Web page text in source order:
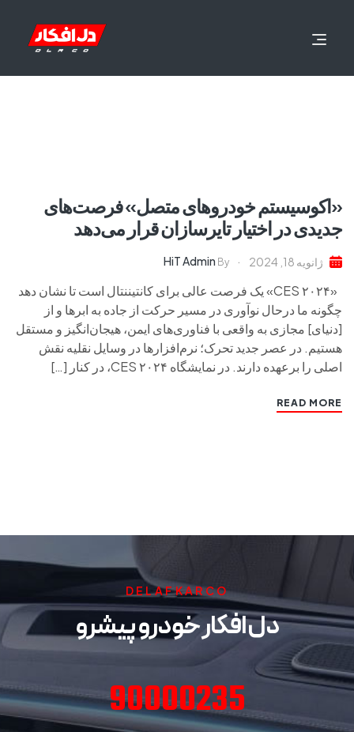
«اکوسیستم خودروهای متصل» فرصت‌های
جدیدی در اختیار تایرسازان قرار می‌دهد
ژانویه 18, 2024 By
HiT Admin
«CES ۲۰۲۴» یک فرصت عالی برای کانتیننتال است تا نشان دهد
چگونه ما درحال نوآوری در مسیر حرکت از جاده به ابرها و از
[دنیای] مجازی به واقعی با فناوری‌های ایمن، هیجان‌انگیز و مستقل
هستیم. در عصر جدید تحرک؛ نرم‌افزارها در وسایل نقلیه نقش
اصلی را برعهده دارند. در نمایشگاه CES ۲۰۲۴، در کنار […]
READ MORE
DELAFKARCO
دل افکار خودرو پیشرو
90000235